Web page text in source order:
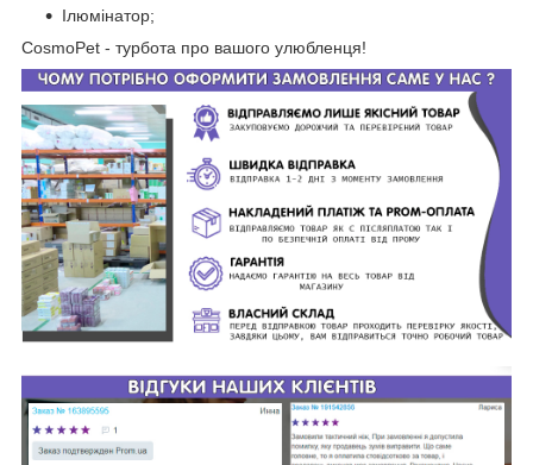
Ілюмінатор;
CosmoPet - турбота про вашого улюбленця!